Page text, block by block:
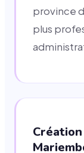
province
plus